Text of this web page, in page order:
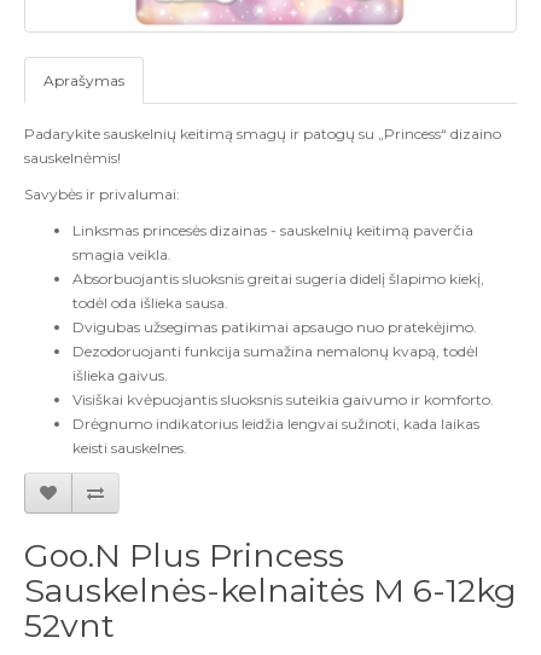
Aprašymas
Padarykite sauskelnių keitimą smagų ir patogų su „Princess“ dizaino
sauskelnėmis!
Savybės ir privalumai:
Linksmas princesės dizainas - sauskelnių keitimą paverčia
smagia veikla.
Absorbuojantis sluoksnis greitai sugeria didelį šlapimo kiekį,
todėl oda išlieka sausa.
Dvigubas užsegimas patikimai apsaugo nuo pratekėjimo.
Dezodoruojanti funkcija sumažina nemalonų kvapą, todėl
išlieka gaivus.
Visiškai kvėpuojantis sluoksnis suteikia gaivumo ir komforto.
Drėgnumo indikatorius leidžia lengvai sužinoti, kada laikas
keisti sauskelnes.
Goo.N Plus Princess
Sauskelnės-kelnaitės M 6-12kg
52vnt